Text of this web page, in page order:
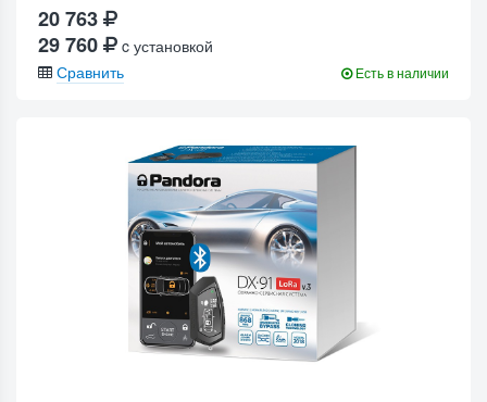
20 763
29 760
c установкой
Сравнить
Есть в наличии